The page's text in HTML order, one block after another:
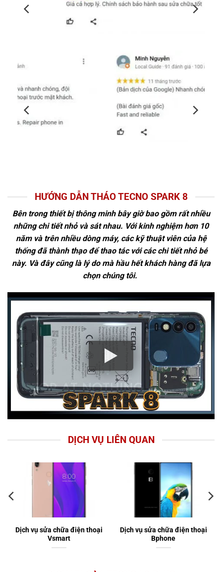
HƯỚNG DẪN THÁO TECNO SPARK 8
Bên trong thiết bị thông minh bây giờ bao gồm rất nhiều
những chi tiết nhỏ và sát nhau. Với kinh nghiệm hơn 10
năm và trên nhiều dòng máy, các kỹ thuật viên của hệ
thống đã thành thạo để thao tác với các chi tiết nhỏ bé
này. Và đây cũng là lý do mà hầu hết khách hàng đã lựa
chọn chúng tôi.
DỊCH VỤ LIÊN QUAN
Dịch vụ sửa chữa điện thoại
Vsmart
Dịch vụ sửa chữa điện thoại
Bphone